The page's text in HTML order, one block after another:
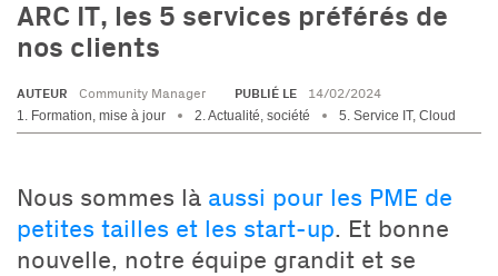
ARC IT, les 5 services préférés de
nos clients
AUTEUR Community Manager PUBLIÉ LE 14/02/2024
1. Formation, mise à jour 2. Actualité, société 5. Service IT, Cloud
Nous sommes là aussi pour les PME de
petites tailles et les start-up. Et bonne
nouvelle, notre équipe grandit et se